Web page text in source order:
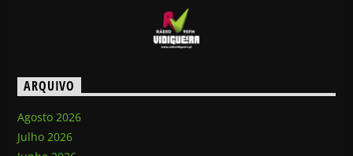
ARQUIVO
Agosto 2026
Julho 2026